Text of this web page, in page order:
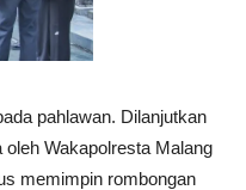
pahlawan. Dilanjutkan
Wakapolresta Malang
memimpin rombongan